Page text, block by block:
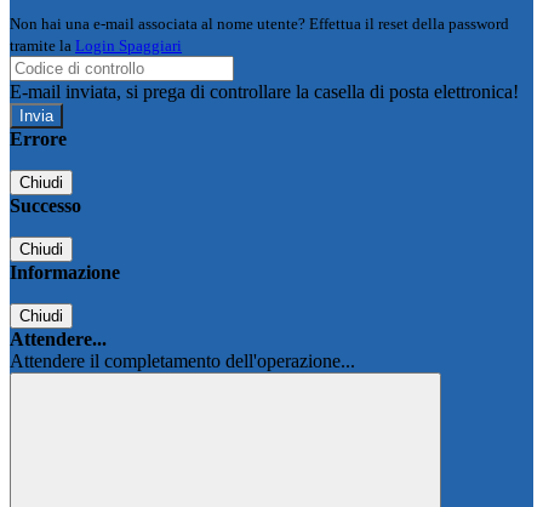
Non hai una e-mail associata al nome utente? Effettua il reset della password
tramite la Login Spaggiari
E-mail inviata, si prega di controllare la casella di posta elettronica!
Errore
Chiudi
Successo
Chiudi
Informazione
Chiudi
Attendere...
Attendere il completamento dell'operazione...